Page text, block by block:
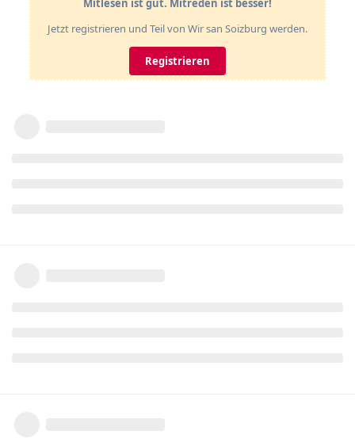
Mitlesen ist gut. Mitreden ist besser!
Jetzt registrieren und Teil von Wir san Soizburg werden.
Registrieren